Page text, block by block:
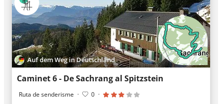
Auf dem Weg in Deutschland
Caminet 6 - De Sachrang al Spitzstein
Ruta de senderisme · 0 ·